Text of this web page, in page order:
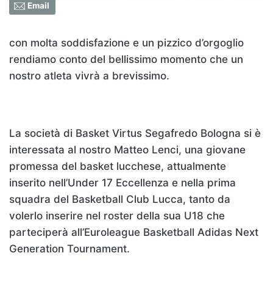
Email
con molta soddisfazione e un pizzico d’orgoglio
rendiamo conto del bellissimo momento che un
nostro atleta vivrà a brevissimo.
La società di Basket Virtus Segafredo Bologna si è
interessata al nostro Matteo Lenci, una giovane
promessa del basket lucchese, attualmente
inserito nell’Under 17 Eccellenza e nella prima
squadra del Basketball Club Lucca, tanto da
volerlo inserire nel roster della sua U18 che
parteciperà all’Euroleague Basketball Adidas Next
Generation Tournament.